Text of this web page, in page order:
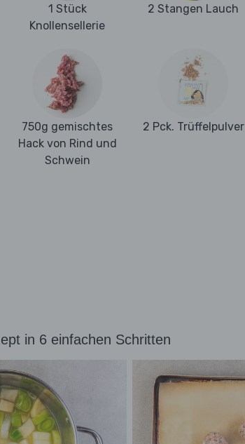
1 Stück
Knollensellerie
2 Stangen Lauch
750g gemischtes
Hack von Rind und
Schwein
2 Pck. Trüffelpulver
in 6 einfachen Schritten